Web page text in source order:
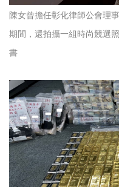
陳女曾擔任彰化律師公會理
期間，還拍攝一組時尚競選
書